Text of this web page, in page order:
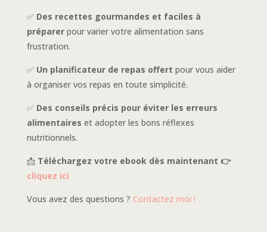
✅ Des recettes gourmandes et faciles à
préparerpour varier votre alimentation sans
frustration.
✅ Un planificateur de repas offert pour vous aider
à organiser vos repas en toute simplicité.
✅ Des conseils précis pour éviter les erreurs
alimentaires et adopter les bons réflexes
nutritionnels.
📩 Téléchargez votre ebook dès maintenant 👉
cliquez ici
Vous avez des questions ? Contactez moi !